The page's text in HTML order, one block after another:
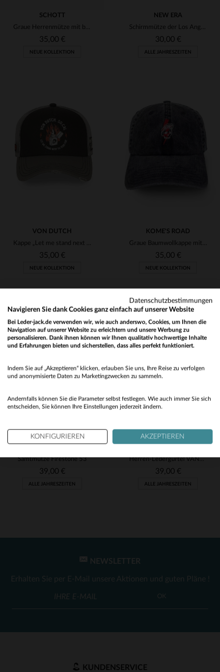
VERFÜGBARE GRÖSSEN
TU
SCHOTT
Graue Herrenmütze mit blauem Rugbyball
35,00 €
NEUE KOLLEKTION
VERFÜGBARE GRÖSSEN
NEW ERA
Schirmmütze der Los Angeles Dodgers
30,00 €
ALLE JAHRESZEITEN
VERFÜGBARE GRÖSSEN
TU
VON DUTCH
Kappe „Let me stand next to your fire”
35,00 €
NEUE KOLLEKTION
VERFÜGBARE GRÖSSEN
TU
KOME'S ROAD
Graue Baumwollkappe mit gesticktem Totenkopf-Logo
35,00 €
NEUE KOLLEKTION
VERFÜGBARE GRÖSSEN
TU
Samtmütze Firestone 53
39,00 €
ALLE JAHRESZEITEN
VERFÜGBARE GRÖSSEN
90
Herren-Ledergürtel VANZETTI
39,00 €
ALLE JAHRESZEITEN
NEWSLETTER
Erhalten Sie per E-Mail unsere Aktionen und guten Pläne !
OK
KUNDENSERVICE
No
Datenschutzbestimmungen
Navigieren Sie dank Cookies ganz einfach auf unserer Website
Bei Leder-jack.de verwenden wir, wie auch anderswo, Cookies, um Ihnen die
Navigation auf unserer Website zu erleichtern und unsere Werbung zu
personalisieren. Dank ihnen können wir Ihnen qualitativ hochwertige Inhalte
und Erfahrungen bieten und sicherstellen, dass alles perfekt funktioniert.
Indem Sie auf „Akzeptieren“ klicken, erlauben Sie uns, Ihre Reise zu verfolgen
und anonymisierte Daten zu Marketingzwecken zu sammeln.
Andernfalls können Sie die Parameter selbst festlegen. Wie auch immer Sie sich
entscheiden, Sie können Ihre Einstellungen jederzeit ändern.
KONFIGURIEREN AKZEPTIEREN